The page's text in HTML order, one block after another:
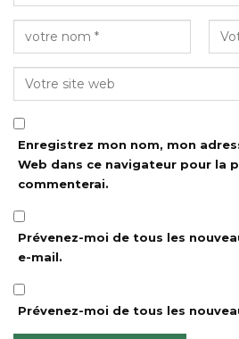
Enregistrez mon nom, mon
Web dans ce navigateur pour la
commenterai.
Prévenez-moi de tous les
e-mail.
Prévenez-moi de tous les